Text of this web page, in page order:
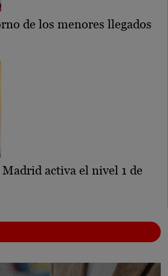
de los menores llegados
activa el nivel 1 de